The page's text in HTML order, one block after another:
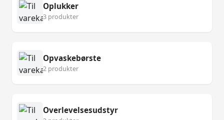
Oplukker
3 produkter
Opvaskebørste
2 produkter
Overlevelsesudstyr